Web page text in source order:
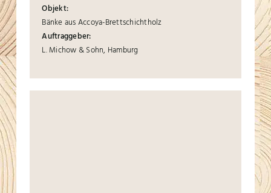
Objekt:
Bänke aus Accoya-Brettschichtholz
Auftraggeber:
L. Michow & Sohn, Hamburg